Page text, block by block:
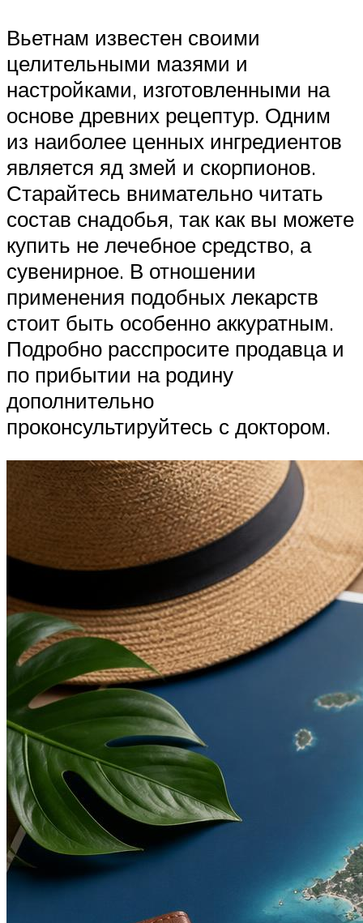
Вьетнам известен своими
целительными мазями и
настройками, изготовленными на
основе древних рецептур. Одним
из наиболее ценных ингредиентов
является яд змей и скорпионов.
Старайтесь внимательно читать
состав снадобья, так как вы можете
купить не лечебное средство, а
сувенирное. В отношении
применения подобных лекарств
стоит быть особенно аккуратным.
Подробно расспросите продавца и
по прибытии на родину
дополнительно
проконсультируйтесь с доктором.